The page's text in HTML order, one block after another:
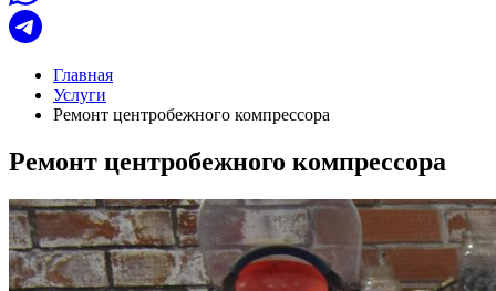
Главная
Услуги
Ремонт центробежного компрессора
Ремонт центробежного компрессора